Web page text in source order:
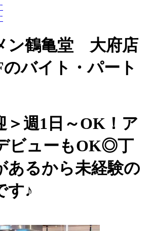
ン鶴亀堂 大府店
バイト・パート
＞週1日～OK！ア
ビューもOK◎丁
あるから未経験の
す♪